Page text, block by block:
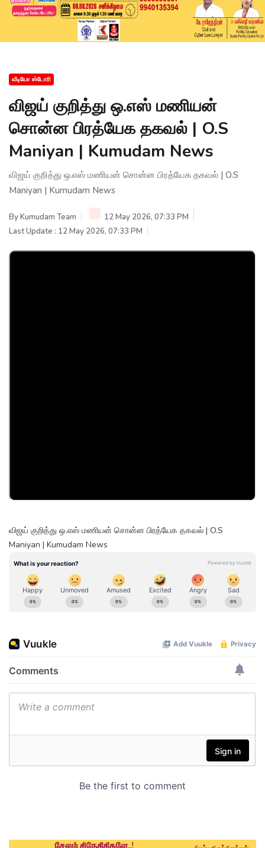
வீடியோ ஸ்டோரி
விஜய் குறித்து ஒ.எஸ் மணியன்
சொன்ன பிரத்யேக தகவல் | O.S
Maniyan | Kumudam News
விஜய் குறித்து ஒ.எஸ் மணியன் சொன்ன பிரத்யேக தகவல் | O.S
Maniyan | Kumudam News
ByKumudam Team
12 May 2026, 07:33 PM
Last Update : 12 May 2026, 07:33 PM
விஜய் குறித்து ஒ.எஸ் மணியன் சொன்ன பிரத்யேக தகவல் | O.S
Maniyan | Kumudam News